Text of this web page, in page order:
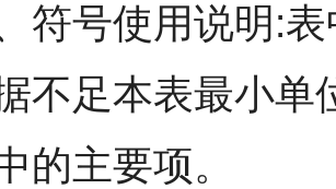
符号使用说明:
不足本表最小单
的主要项。